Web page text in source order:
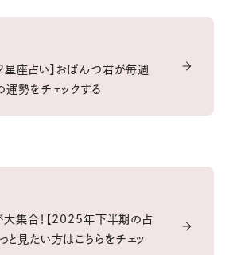
星座占い】おぱんつ君が毎週
運勢をチェックする
大集合！【2025年下半期の占
と見たい方はこちらをチェッ